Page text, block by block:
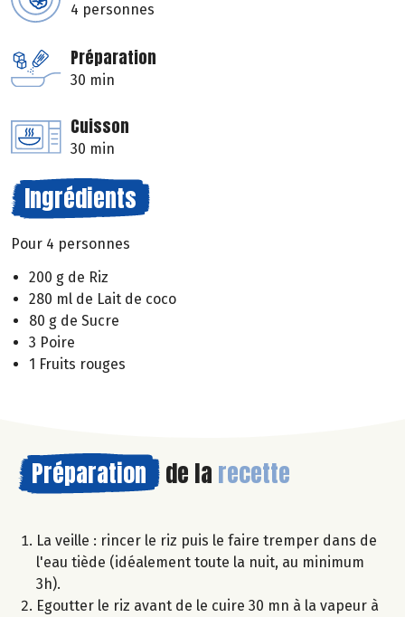
4 personnes
Préparation
30 min
Cuisson
30 min
Ingrédients
Pour 4 personnes
200 g de Riz
280 ml de Lait de coco
80 g de Sucre
3 Poire
1 Fruits rouges
Préparation de la recette
La veille : rincer le riz puis le faire tremper dans de
l'eau tiède (idéalement toute la nuit, au minimum
3h).
Egoutter le riz avant de le cuire 30 mn à la vapeur à